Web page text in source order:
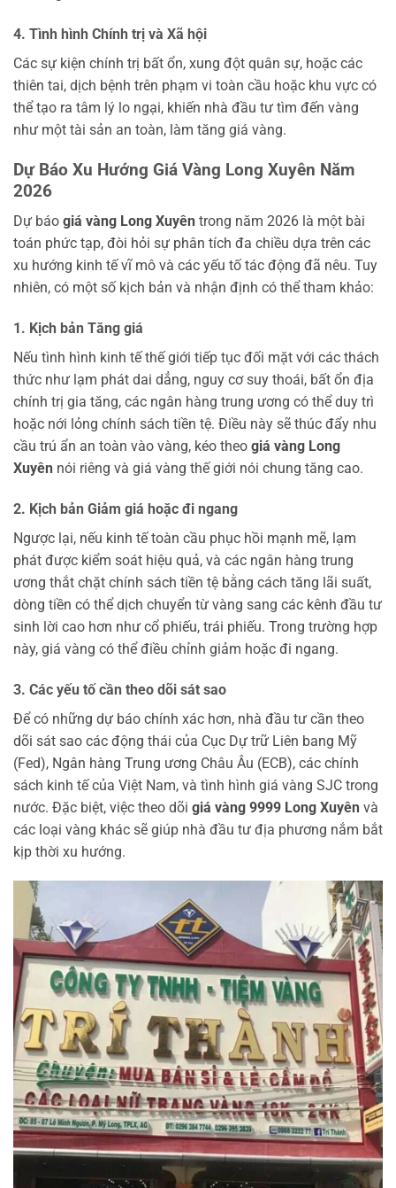
4. Tình hình Chính trị và Xã hội
Các sự kiện chính trị bất ổn, xung đột quân sự, hoặc các
thiên tai, dịch bệnh trên phạm vi toàn cầu hoặc khu vực có
thể tạo ra tâm lý lo ngại, khiến nhà đầu tư tìm đến vàng
như một tài sản an toàn, làm tăng giá vàng.
Dự Báo Xu Hướng Giá Vàng Long Xuyên Năm
2026
Dự báo giá vàng Long Xuyên trong năm 2026 là một bài
toán phức tạp, đòi hỏi sự phân tích đa chiều dựa trên các
xu hướng kinh tế vĩ mô và các yếu tố tác động đã nêu. Tuy
nhiên, có một số kịch bản và nhận định có thể tham khảo:
1. Kịch bản Tăng giá
Nếu tình hình kinh tế thế giới tiếp tục đối mặt với các thách
thức như lạm phát dai dẳng, nguy cơ suy thoái, bất ổn địa
chính trị gia tăng, các ngân hàng trung ương có thể duy trì
hoặc nới lỏng chính sách tiền tệ. Điều này sẽ thúc đẩy nhu
cầu trú ẩn an toàn vào vàng, kéo theo giá vàng Long
Xuyên nói riêng và giá vàng thế giới nói chung tăng cao.
2. Kịch bản Giảm giá hoặc đi ngang
Ngược lại, nếu kinh tế toàn cầu phục hồi mạnh mẽ, lạm
phát được kiểm soát hiệu quả, và các ngân hàng trung
ương thắt chặt chính sách tiền tệ bằng cách tăng lãi suất,
dòng tiền có thể dịch chuyển từ vàng sang các kênh đầu tư
sinh lời cao hơn như cổ phiếu, trái phiếu. Trong trường hợp
này, giá vàng có thể điều chỉnh giảm hoặc đi ngang.
3. Các yếu tố cần theo dõi sát sao
Để có những dự báo chính xác hơn, nhà đầu tư cần theo
dõi sát sao các động thái của Cục Dự trữ Liên bang Mỹ
(Fed), Ngân hàng Trung ương Châu Âu (ECB), các chính
sách kinh tế của Việt Nam, và tình hình giá vàng SJC trong
nước. Đặc biệt, việc theo dõi giá vàng 9999 Long Xuyên và
các loại vàng khác sẽ giúp nhà đầu tư địa phương nắm bắt
kịp thời xu hướng.